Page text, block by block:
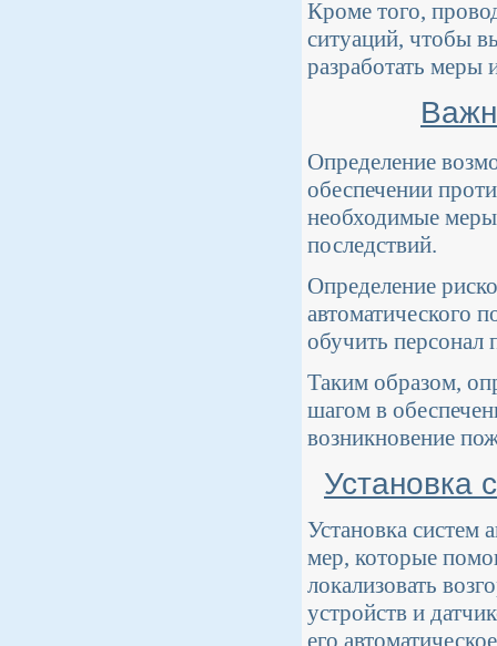
Кроме того,
ситуаций, чтобы
разработать меры
Определение
обеспечении
необходимые
последствий.
Определение
автоматического
обучить персонал
Таким образом,
шагом в
возникновение
Установка
Установка систем
мер, которые
локализовать
устройств и
его